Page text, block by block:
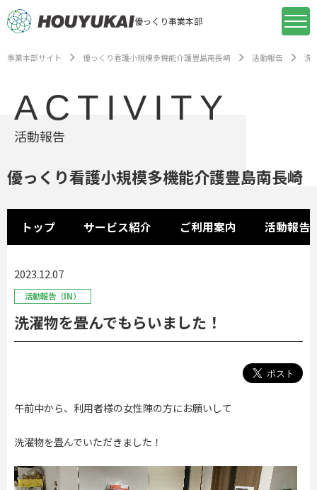
優っくり事業本部
事業本部サイト 優っくり看護小規模多機能介護豊島南長崎 活動報告 洗
ACTIVITY
活動報告
優っくり看護小規模多機能介護豊島南長崎
トップ サービス紹介 ご利用案内 活動報告
2023.12.07
活動報告（IN）
洗濯物を畳んでもらいました！
午前中から、利用者様の女性陣の方にお願いして
洗濯物を畳んでいただきました！